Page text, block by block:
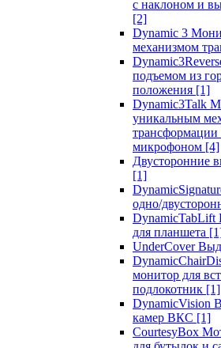
с наклоном и
[2]
Dynamic 3
механизмом
подъемом из
положения [1]
Dynamic3Talk
уникальным
микрофоном [4]
Двусторонние
[1]
одно/
DynamicTabLift
для планшета
UnderCover
монитор для
подлокотник [1]
DynamicVision
камер ВКС [1]
CourtesyBox